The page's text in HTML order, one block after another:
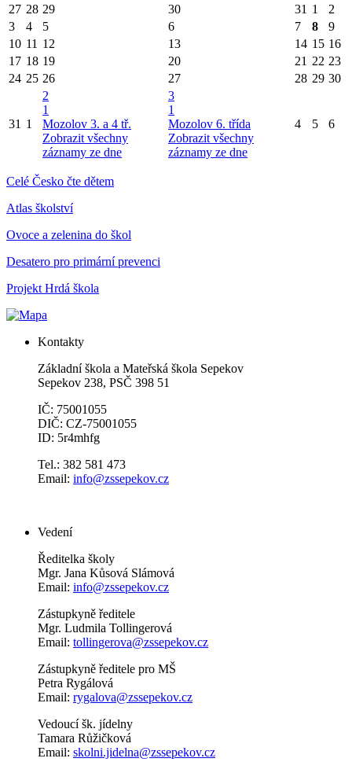
27 28 29 30 31 1
2
3
4 5 6 7 8
9
10 11 12 13 14 15 16
17 18 19 20 21 22 23
24 25 26 27 28 29 30
31 1
2
1
Mozolov 3. a 4 tř.
Zobrazit všechny
záznamy ze dne
3
1
Mozolov 6. třída
Zobrazit všechny
záznamy ze dne
4 5 6
Celé Česko čte dětem
Atlas školství
Ovoce a zelenina do škol
Desatero pro primární prevenci
Projekt Hrdá škola
Kontakty
Základní škola a Mateřská škola Sepekov
Sepekov 238, PSČ 398 51
IČ: 75001055
DIČ: CZ-75001055
ID: 5r4mhfg
Tel.: 382 581 473
Email: info@zssepekov.cz
Vedení
Ředitelka školy
Mgr. Jana Kůsová Slámová
Email: info@zssepekov.cz
Zástupkyně ředitele
Mgr. Ludmila Tollingerová
Email: tollingerova@zssepekov.cz
Zástupkyně ředitele pro MŠ
Petra Rygálová
Email: rygalova@zssepekov.cz
Vedoucí šk. jídelny
Tamara Růžičková
Email: skolni.jidelna@zssepekov.cz